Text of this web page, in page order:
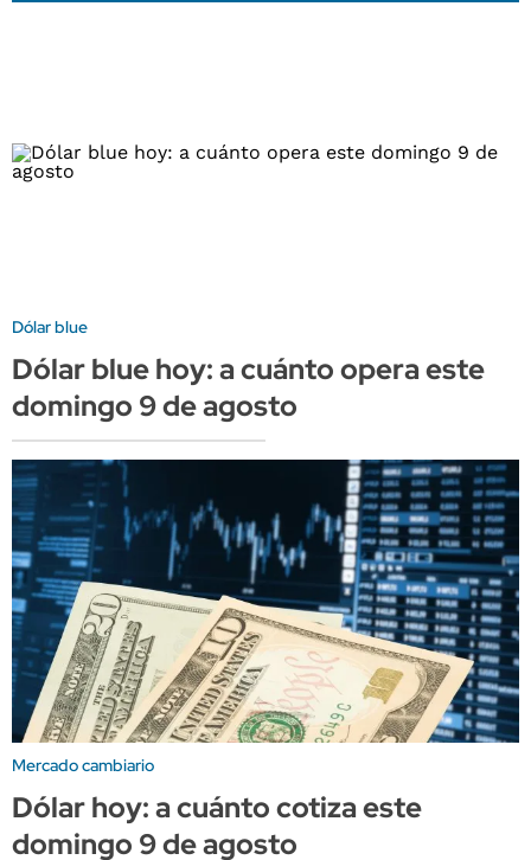
Dólar blue
Dólar blue hoy: a cuánto opera este
domingo 9 de agosto
Mercado cambiario
Dólar hoy: a cuánto cotiza este
domingo 9 de agosto